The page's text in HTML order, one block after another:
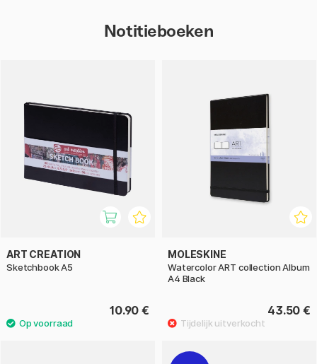
Notitieboeken
ART CREATION
Sketchbook A5
10.90 €
MOLESKINE
Watercolor ART collection Album
A4 Black
43.50 €